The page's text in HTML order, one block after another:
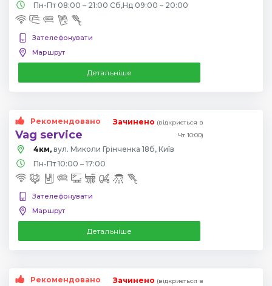
Пн-Пт 08:00 – 21:00 Сб,Нд 09:00 – 20:00
Зателефонувати
Маршрут
Детальніше
Рекомендовано
Vag service
Зачинено (відкриється в
Чт 10:00)
4км, вул. Миколи Грінченка 18б, Київ
Пн-Пт 10:00 – 17:00
Зателефонувати
Маршрут
Детальніше
Рекомендовано Зачинено (відкриється в